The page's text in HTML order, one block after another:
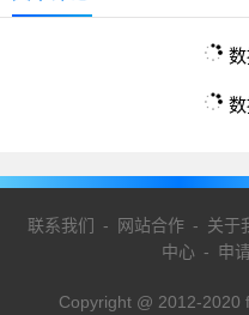
联系我们 - 网站合作- 关于
中心 - 申
Copyright @ 2012-2020